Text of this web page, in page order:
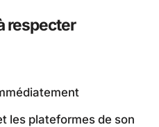
respecter
les plateformes de son